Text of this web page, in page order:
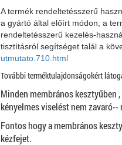
A termék rendeltetésszerű
a gyártó által előírt módon, a
rendeltetésszerű kezelés-
tisztításról segítséget talál a
utmutato.710.html
További terméktulajdonságokért
Minden membrános kesztyűben
kényelmes viselést nem
Fontos hogy a membrános
kézfejet.